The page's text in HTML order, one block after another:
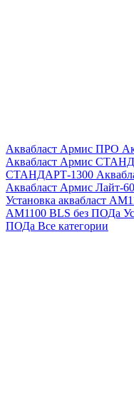
Аквабласт Армис ПРО
Аквабласт Армис
СТАНДАРТ-1300
Аквабласт Армис Лайт-
Установка аквабласт
AM1100 BLS без ПОДа
ПОДа Все категории